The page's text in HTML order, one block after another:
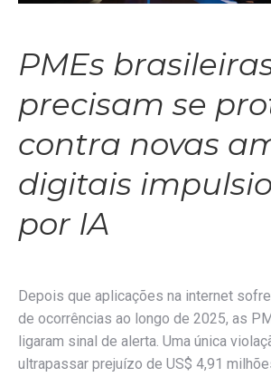
PMEs
precisam se
contra novas
digitais
por IA
Depois que aplicações na internet
de ocorrências ao longo de 2025, as
ligaram sinal de alerta. Uma única
ultrapassar prejuízo de US$ 4,91